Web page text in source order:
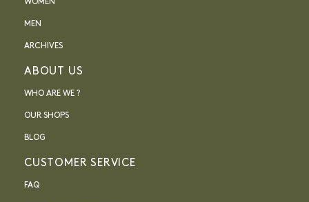
WOMEN
MEN
ARCHIVES
ABOUT US
WHO ARE WE ?
OUR SHOPS
BLOG
CUSTOMER SERVICE
FAQ